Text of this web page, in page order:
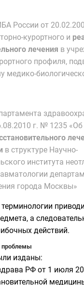
России от
курортного и
лечения в
профиля,
медико-
г. № 1235 «Об
в структуре Научно-
института
города Москвы»
а
действий.
проблемы
изданы:
РФ от 1 июля